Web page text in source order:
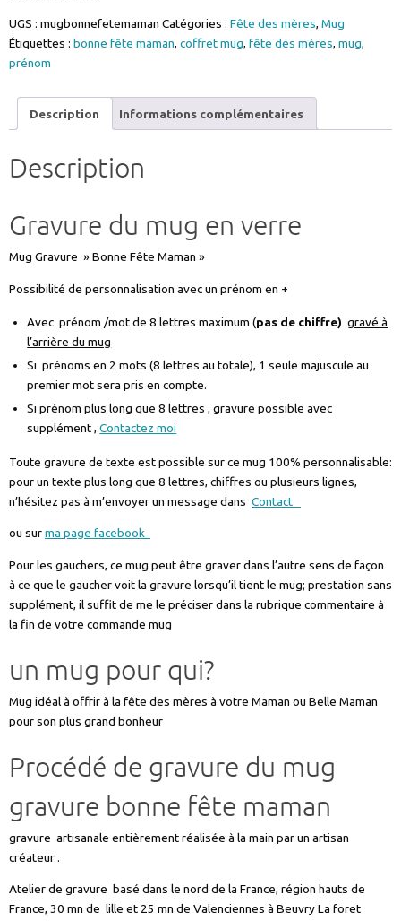
UGS : mugbonnefetemaman Catégories : Fête des mères, Mug
Étiquettes : bonne fête maman, coffret mug, fête des mères, mug,
prénom
Description Informations complémentaires
Description
Gravure du mug en verre
Mug Gravure » Bonne Fête Maman »
Possibilité de personnalisation avec un prénom en +
Avec prénom /mot de 8 lettres maximum (pas de chiffre) gravé à
l’arrière du mug
Si prénoms en 2 mots (8 lettres au totale), 1 seule majuscule au
premier mot sera pris en compte.
Si prénom plus long que 8 lettres , gravure possible avec
supplément ,Contactez moi
Toute gravure de texte est possible sur ce mug 100% personnalisable:
pour un texte plus long que 8 lettres, chiffres ou plusieurs lignes,
n’hésitez pas à m’envoyer un message dans Contact
ou surma page facebook
Pour les gauchers, ce mug peut être graver dans l’autre sens de façon
à ce que le gaucher voit la gravure lorsqu’il tient le mug; prestation sans
supplément, il suffit de me le préciser dans la rubrique commentaire à
la fin de votre commande mug
un mug pour qui?
Mug idéal à offrir à la fête des mères à votre Maman ou Belle Maman
pour son plus grand bonheur
Procédé de gravure du mug
gravure bonne fête maman
gravure artisanale entièrement réalisée à la main par un artisan
créateur .
Atelier de gravure basé dans le nord de la France, région hauts de
France, 30 mn de lille et 25 mn de Valenciennes à Beuvry La foret